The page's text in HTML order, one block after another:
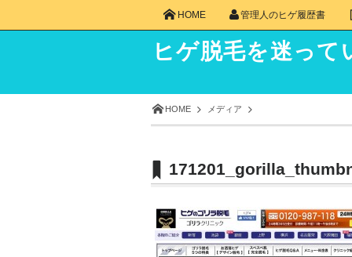
ヒゲ脱毛を迷って
HOME メディア
HOME 管理人のヒゲ履歴書